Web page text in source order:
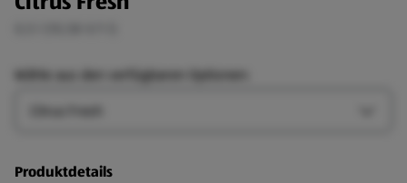
Wähle aus den verfügbaren Optionen:
Produktdetails